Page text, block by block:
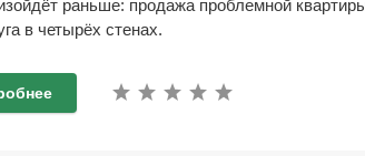
раньше: продажа проблемной
в четырёх стенах.